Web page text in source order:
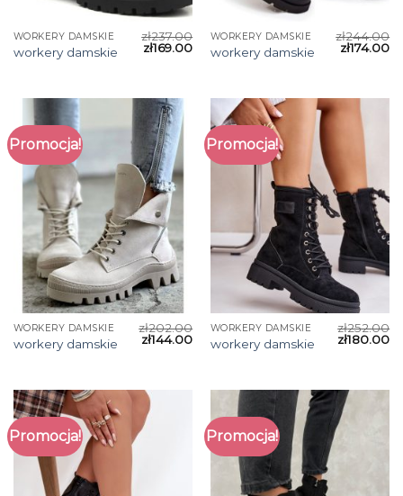
WORKERY DAMSKIE
workery damskie
zł237.00
zł169.00
WORKERY DAMSKIE
workery damskie
zł244.00
zł174.00
Promocja!
WORKERY DAMSKIE
workery damskie
zł202.00
zł144.00
Promocja!
WORKERY DAMSKIE
workery damskie
zł252.00
zł180.00
Promocja! Promocja!